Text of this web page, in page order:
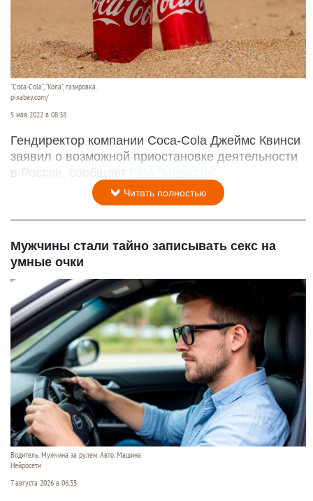
"Coca-Cola", "Кола", газировка.
pixabay.com/
5 мая 2022 в 08:38
Гендиректор компании Coca-Cola Джеймс Квинси
заявил о возможной приостановке деятельности
в России, сообщает РИА "Новости"
Читать полностью
Мужчины стали тайно записывать секс на
умные очки
Водитель. Мужчина за рулем. Авто. Машина
Нейросети
7 августа 2026 в 06:35